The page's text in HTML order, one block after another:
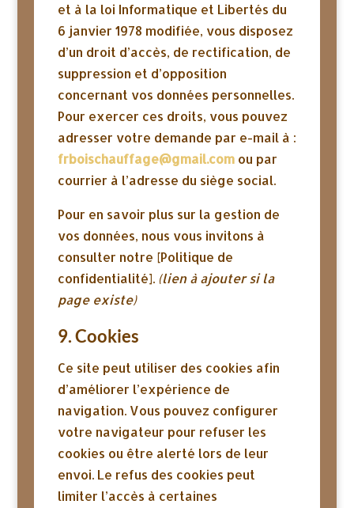
et à la loi Informatique et Libertés du
6 janvier 1978 modifiée, vous disposez
d’un droit d’accès, de rectification, de
suppression et d’opposition
concernant vos données personnelles.
Pour exercer ces droits, vous pouvez
adresser votre demande par e-mail à :
frboischauffage@gmail.comou par
courrier à l’adresse du siège social.
Pour en savoir plus sur la gestion de
vos données, nous vous invitons à
consulter notre [Politique de
confidentialité]. (lien à ajouter si la
page existe)
9. Cookies
Ce site peut utiliser des cookies afin
d’améliorer l’expérience de
navigation. Vous pouvez configurer
votre navigateur pour refuser les
cookies ou être alerté lors de leur
envoi. Le refus des cookies peut
limiter l’accès à certaines